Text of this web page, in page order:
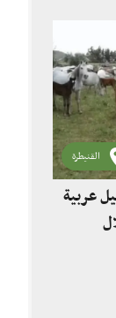
القنيطرة
عربية